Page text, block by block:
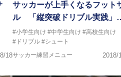
18
サッカーが上手くなるフット
ル 「縦突破ドリブル実践」
#小学生向け #中学生向け #高校生向け
#ドリブル #シュート
サッカー練習メニュー
2018/